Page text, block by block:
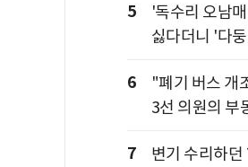
5
'독수리 오남
싫다더니 '다
6
"폐기 버스 개
3선 의원의 부
7
변기 수리하